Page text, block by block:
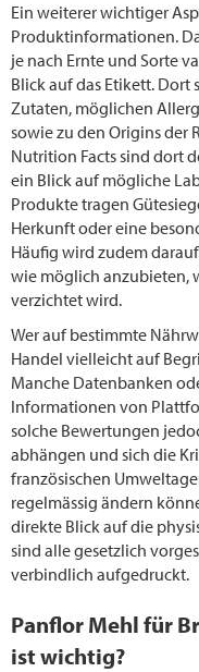
Ein weiterer wichtiger
Produktinformationen.
je nach Ernte und Sorte
Blick auf das Etikett.
Zutaten, möglichen
sowie zu den Origins der
Nutrition Facts sind dort
ein Blick auf mögliche
Produkte tragen
Herkunft oder eine
Häufig wird zudem
wie möglich anzubieten,
verzichtet wird.
Wer auf bestimmte
Handel vielleicht auf
Manche Datenbanken
Informationen von
solche Bewertungen
abhängen und sich die
französischen
regelmässig ändern
direkte Blick auf die
sind alle gesetzlich
verbindlich aufgedruckt.
Panflor Mehl für
ist wichtig?